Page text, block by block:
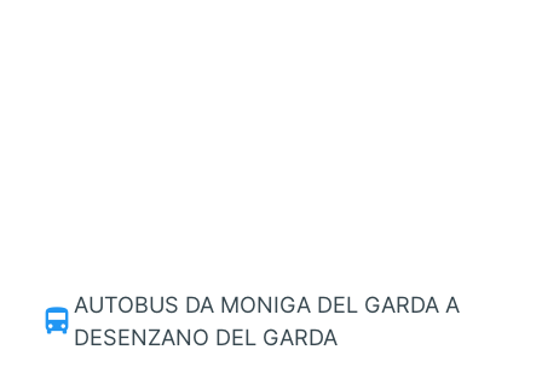
directions_bus AUTOBUS DA MONIGA DEL GARDA A
DESENZANO DEL GARDA